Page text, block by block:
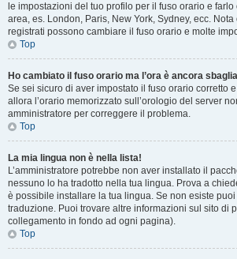
le impostazioni del tuo profilo per il fuso orario e
area, es. London, Paris, New York, Sydney, ecc.
registrati possono cambiare il fuso orario e molte
Top
Ho cambiato il fuso orario ma l’ora è ancora
Se sei sicuro di aver impostato il fuso orario corretto
allora l’orario memorizzato sull’orologio del server
amministratore per correggere il problema.
Top
La mia lingua non è nella lista!
L’amministratore potrebbe non aver installato il
nessuno lo ha tradotto nella tua lingua. Prova a
è possibile installare la tua lingua. Se non esiste
traduzione. Puoi trovare altre informazioni sul sito di
collegamento in fondo ad ogni pagina).
Top